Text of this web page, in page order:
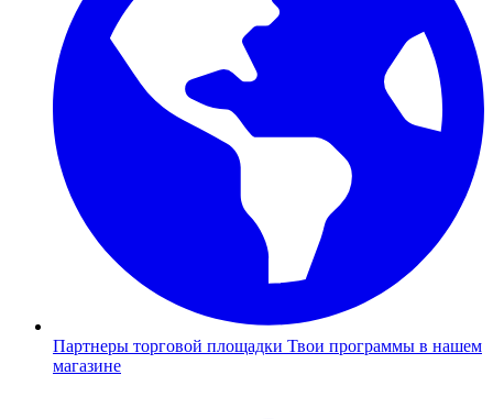
Партнеры торговой площадки Твои программы в нашем
магазине